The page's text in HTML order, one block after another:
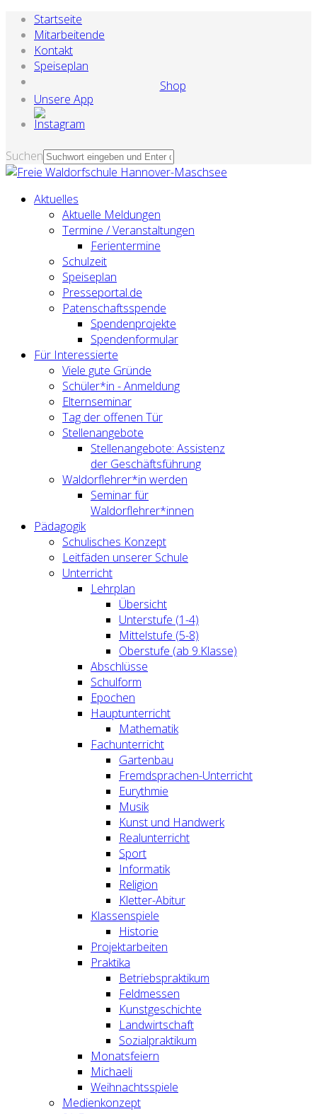
Startseite
Mitarbeitende
Kontakt
Speiseplan
Shop
Unsere App
Suchen
Aktuelles
Aktuelle Meldungen
Termine / Veranstaltungen
Ferientermine
Schulzeit
Speiseplan
Presseportal.de
Patenschaftsspende
Spendenprojekte
Spendenformular
Für Interessierte
Viele gute Gründe
Schüler*in - Anmeldung
Elternseminar
Tag der offenen Tür
Stellenangebote
Stellenangebote: Assistenz
der Geschäftsführung
Waldorflehrer*in werden
Seminar für
Waldorflehrer*innen
Pädagogik
Schulisches Konzept
Leitfäden unserer Schule
Unterricht
Lehrplan
Übersicht
Unterstufe (1-4)
Mittelstufe (5-8)
Oberstufe (ab 9.Klasse)
Abschlüsse
Schulform
Epochen
Hauptunterricht
Mathematik
Fachunterricht
Gartenbau
Fremdsprachen-Unterricht
Eurythmie
Musik
Kunst und Handwerk
Realunterricht
Sport
Informatik
Religion
Kletter-Abitur
Klassenspiele
Historie
Projektarbeiten
Praktika
Betriebspraktikum
Feldmessen
Kunstgeschichte
Landwirtschaft
Sozialpraktikum
Monatsfeiern
Michaeli
Weihnachtsspiele
Medienkonzept